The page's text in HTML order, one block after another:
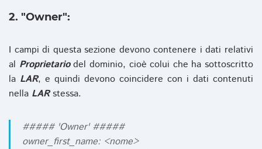
2. "Owner":
I campi di questa sezione devono contenere i dati relativi
al Proprietariodel dominio, cioè colui che ha sottoscritto
la LAR, e quindi devono coincidere con i dati contenuti
nella LARstessa.
##### 'Owner' #####
owner_first_name: <nome>